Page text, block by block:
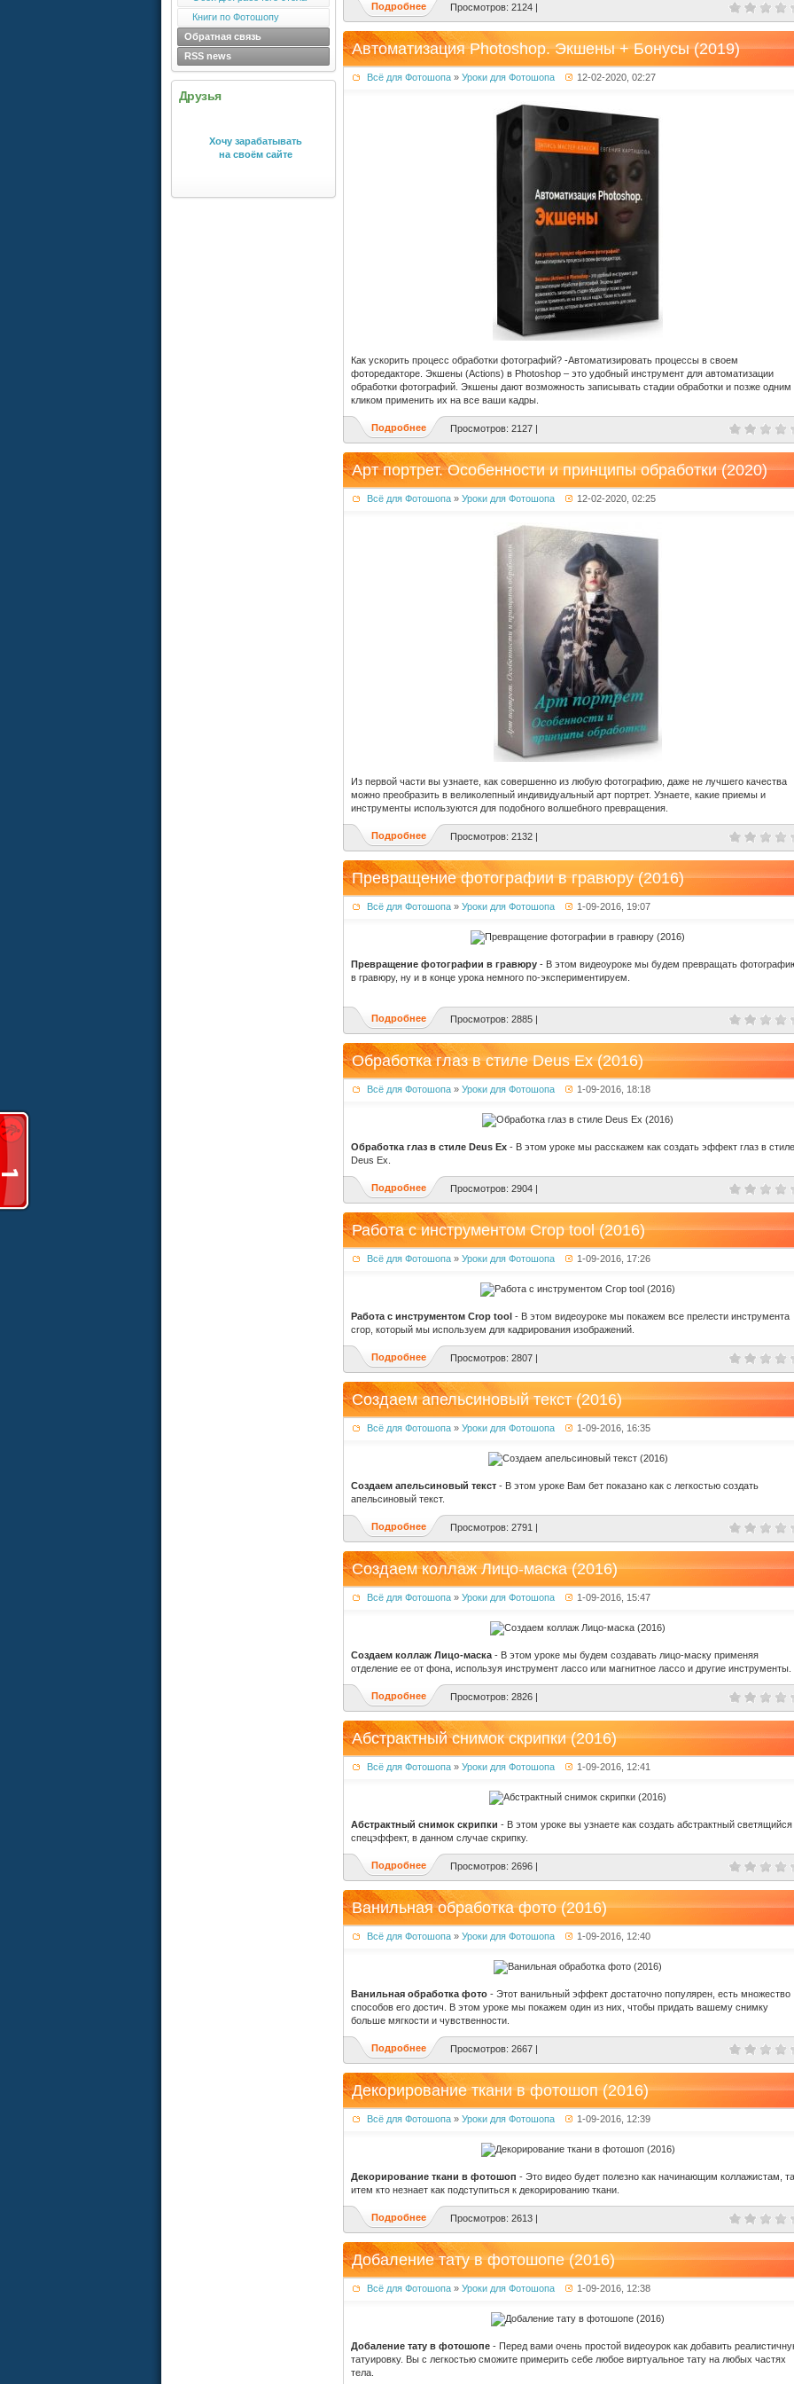
Книги по Фотошопу
Обратная связь
RSS news
Друзья
Хочу зарабатывать
на своём сайте
Подробнее Просмотров: 2124 |
Автоматизация Photoshop. Экшены + Бонусы (2019)
Всё для Фотошопа » Уроки для Фотошопа 12-02-2020, 02:27
Как ускорить процесс обработки фотографий? -Автоматизировать процессы в своем
фоторедакторе. Экшены (Actions) в Photoshop – это удобный инструмент для автоматизации
обработки фотографий. Экшены дают возможность записывать стадии обработки и позже одним
кликом применить их на все ваши кадры.
Подробнее Просмотров: 2127 |
Арт портрет. Особенности и принципы обработки (2020)
Всё для Фотошопа » Уроки для Фотошопа 12-02-2020, 02:25
Из первой части вы узнаете, как совершенно из любую фотографию, даже не лучшего качества
можно преобразить в великолепный индивидуальный арт портрет. Узнаете, какие приемы и
инструменты используются для подобного волшебного превращения.
Подробнее Просмотров: 2132 |
Превращение фотографии в гравюру (2016)
Всё для Фотошопа » Уроки для Фотошопа 1-09-2016, 19:07
Превращение фотографии в гравюру - В этом видеоуроке мы будем превращать
в гравюру, ну и в конце урока немного по-экспериментируем.
Подробнее Просмотров: 2885 |
Обработка глаз в стиле Deus Ex (2016)
Всё для Фотошопа » Уроки для Фотошопа 1-09-2016, 18:18
Обработка глаз в стиле Deus Ex - В этом уроке мы расскажем как создать эффект глаз в стиле
Deus Ex.
Подробнее Просмотров: 2904 |
Работа с инструментом Crop tool (2016)
Всё для Фотошопа » Уроки для Фотошопа 1-09-2016, 17:26
Работа с инструментом Crop tool - В этом видеоуроке мы покажем все прелести инструмента
crop, который мы используем для кадрирования изображений.
Подробнее Просмотров: 2807 |
Создаем апельсиновый текст (2016)
Всё для Фотошопа » Уроки для Фотошопа 1-09-2016, 16:35
Создаем апельсиновый текст - В этом уроке Вам бет показано как с легкостью создать
апельсиновый текст.
Подробнее Просмотров: 2791 |
Создаем коллаж Лицо-маска (2016)
Всё для Фотошопа » Уроки для Фотошопа 1-09-2016, 15:47
Создаем коллаж Лицо-маска - В этом уроке мы будем создавать лицо-маску применяя
отделение ее от фона, используя инструмент лассо или магнитное лассо и другие инструменты.
Подробнее Просмотров: 2826 |
Абстрактный снимок скрипки (2016)
Всё для Фотошопа » Уроки для Фотошопа 1-09-2016, 12:41
Абстрактный снимок скрипки - В этом уроке вы узнаете как создать абстрактный светящийся
спецэффект, в данном случае скрипку.
Подробнее Просмотров: 2696 |
Ванильная обработка фото (2016)
Всё для Фотошопа » Уроки для Фотошопа 1-09-2016, 12:40
Ванильная обработка фото - Этот ванильный эффект достаточно популярен, есть множество
способов его достич. В этом уроке мы покажем один из них, чтобы придать вашему снимку
больше мягкости и чувственности.
Подробнее Просмотров: 2667 |
Декорирование ткани в фотошоп (2016)
Всё для Фотошопа » Уроки для Фотошопа 1-09-2016, 12:39
Декорирование ткани в фотошоп - Это видео будет полезно как начинающим коллажистам,
итем кто незнает как подступиться к декорированию ткани.
Подробнее Просмотров: 2613 |
Добаление тату в фотошопе (2016)
Всё для Фотошопа » Уроки для Фотошопа 1-09-2016, 12:38
Добаление тату в фотошопе - Перед вами очень простой видеоурок как добавить
татуировку. Вы с легкостью сможите примерить себе любое виртуальное тату на любых частях
тела.